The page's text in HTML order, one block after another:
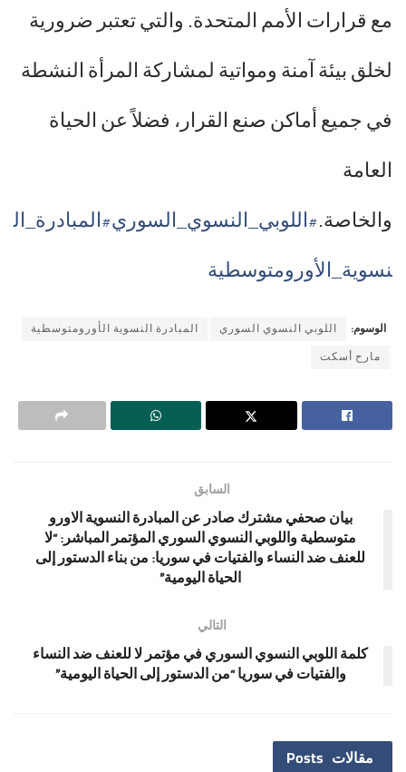
مع قرارات الأمم المتحدة. والتي تعتبر ضرورية
لخلق بيئة آمنة ومواتية لمشاركة المرأة النشطة
في جميع أماكن صنع القرار، فضلاً عن الحياة
العامة
والخاصة.#اللوبي_النسوي_السوري#المبادرة_ال
نسوية_الأورومتوسطية
الوسوم: اللوبي النسوي السوري
المبادرة النسوية الأورومتوسطية
مارح أسكت
السابق
بيان صحفي مشترك صادر عن المبادرة النسوية الاورو
متوسطية واللوبي النسوي السوري المؤتمر المباشر: “لا
للعنف ضد النساء والفتيات في سوريا: من بناء الدستور إلى
الحياة اليومية”
التالي
كلمة اللوبي النسوي السوري في مؤتمر لا للعنف ضد النساء
والفتيات في سوريا “من الدستور إلى الحياة اليومية”
مقالات